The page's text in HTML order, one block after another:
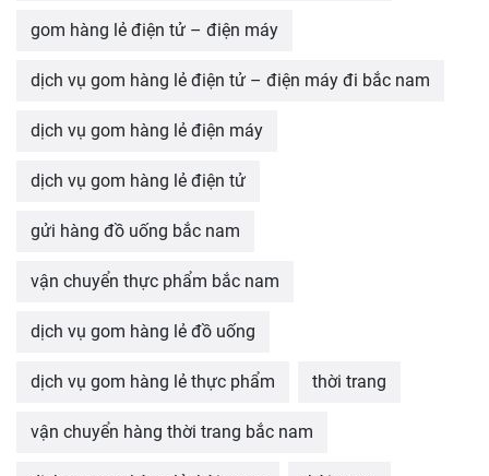
gom hàng lẻ điện tử – điện máy
dịch vụ gom hàng lẻ điện tử – điện máy đi bắc nam
dịch vụ gom hàng lẻ điện máy
dịch vụ gom hàng lẻ điện tử
gửi hàng đồ uống bắc nam
vận chuyển thực phẩm bắc nam
dịch vụ gom hàng lẻ đồ uống
dịch vụ gom hàng lẻ thực phẩm thời trang
vận chuyển hàng thời trang bắc nam